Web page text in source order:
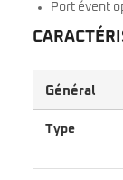
Port évent
Général
Type